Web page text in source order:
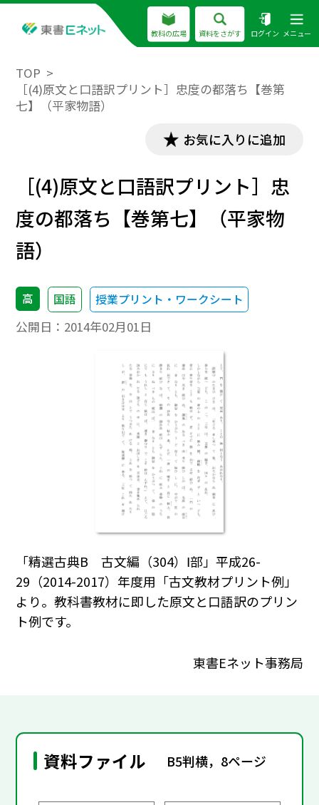
教科の広場 資料をさがす ログイン メニュー
TOP
［(4)原文と口語訳プリント］忠度の都落ち【巻第
七】（平家物語）
お気に入りに追加
［(4)原文と口語訳プリント］忠
度の都落ち【巻第七】（平家物
語）
高 国語 授業プリント・ワークシート
公開日： 2014年02月01日
「精選古典B 古文編（304）Ⅰ部」平成26-
29（2014-2017）年度用「古文教材プリント例」
より。教科書教材に即した原文と口語訳のプリン
ト例です。
東書Eネット事務局
資料ファイル B5判横，8ページ